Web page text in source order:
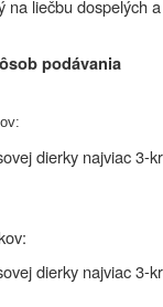
na liečbu dospelých
podávania
dierky najviac 3-
dierky najviac 3-